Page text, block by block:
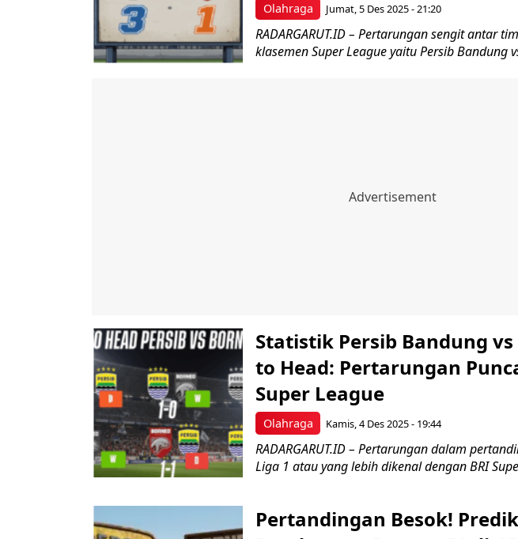
Olahraga Jumat, 5 Des 2025 - 21:20
RADARGARUT.ID – Pertarungan sengit antar
klasemen Super League yaitu Persib Bandung
Olahraga
Statistik Persib Bandung vs
to Head: Pertarungan
Super League
Kamis, 4 Des 2025 - 19:44
RADARGARUT.ID – Pertarungan dalam
Liga 1 atau yang lebih dikenal dengan BRI
Pertandingan Besok!